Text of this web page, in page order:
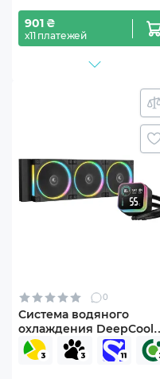
901 ₴
х11 платежей
0
Система водяного
охлаждения DeepCool
LQ360 Ultra ARGB Black
(R-LQ360-BKASMC-G-1)